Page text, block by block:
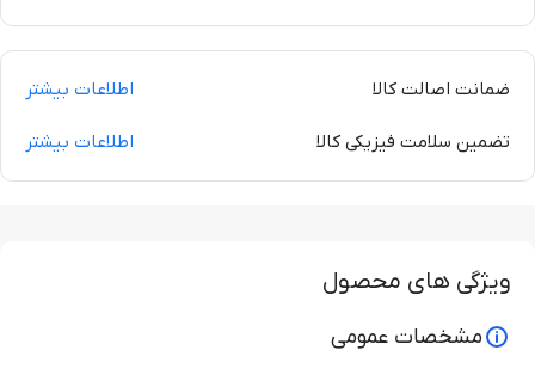
ضمانت اصالت کالا اطلاعات بیشتر
تضمین سلامت فیزیکی کالا اطلاعات بیشتر
ویژگی های محصول
مشخصات عمومی